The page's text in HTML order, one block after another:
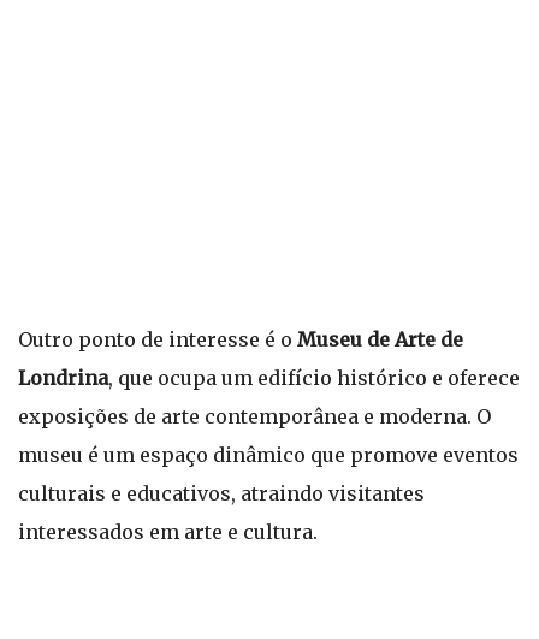
Outro ponto de interesse é o Museu de Arte de
Londrina, que ocupa um edifício histórico e oferece
exposições de arte contemporânea e moderna. O
museu é um espaço dinâmico que promove eventos
culturais e educativos, atraindo visitantes
interessados em arte e cultura.